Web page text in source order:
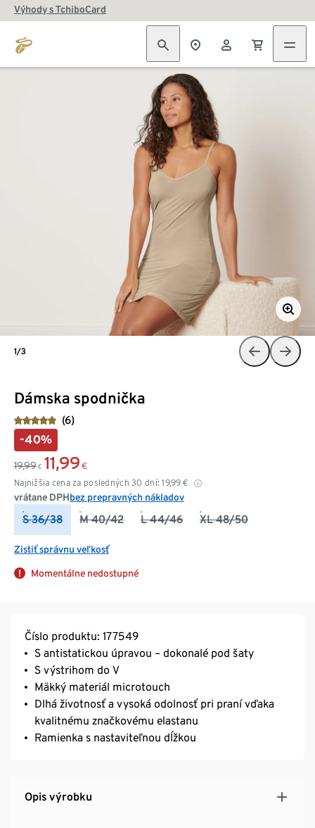
Výhody s TchiboCard
Dámska spodnička
(6)
-40%
19,99 € 11,99 €
Najnižšia cena za posledných 30 dní: 19,99 €
vrátane DPHbez prepravných nákladov
S 36/38 M 40/42 L 44/46 XL 48/50
Zistiť správnu veľkosť
Momentálne nedostupné
1/3
Číslo produktu: 177549
S antistatickou úpravou – dokonalé pod šaty
S výstrihom do V
Mäkký materiál microtouch
Dlhá životnosť a vysoká odolnosť pri praní vďaka
kvalitnému značkovému elastanu
Ramienka s nastaviteľnou dĺžkou
Opis výrobku